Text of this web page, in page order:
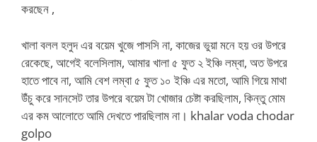
করছেন ,
খালা বলল হলুদ এর বয়েম খুজে পাসসি না, কাজের ভুয়া মনে হয় ওর উপরে
রেকেছে, আগেই বলেসিলাম, আমার খালা ৫ ফুত ২ ইঞ্চি লম্বা, অত উপরে
হাতে পাবে না, আমি বেশ লম্বা ৫ ফুত ১০ ইঞ্চি এর মতো, আমি গিয়ে মাথা
উঁচু করে সানসেট তার উপরে বয়েম টা খোজার চেষ্টা করছিলাম, কিন্তু মোম
এর কম আলোতে আমি দেখতে পারছিলাম না। khalar voda chodar
golpo